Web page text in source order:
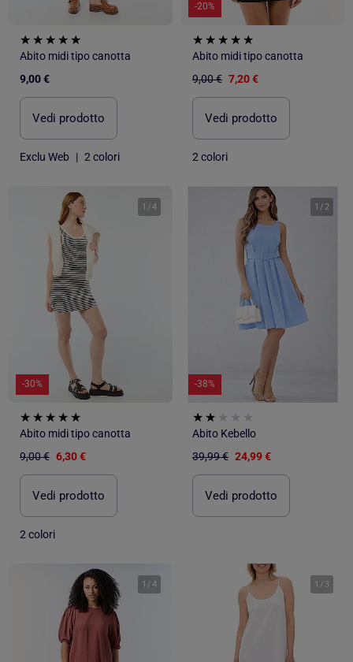
Abito midi tipo canotta
9,00 €
Vedi prodotto
Exclu Web | 2 colori
-20%
Abito midi tipo canotta
9,00 € 7,20 €
Vedi prodotto
2 colori
1 /4
-30%
Abito midi tipo canotta
9,00 € 6,30 €
Vedi prodotto
2 colori
1 / 2
-38%
Abito Kebello
39,99 € 24,99 €
Vedi prodotto
1 /4 1 / 3